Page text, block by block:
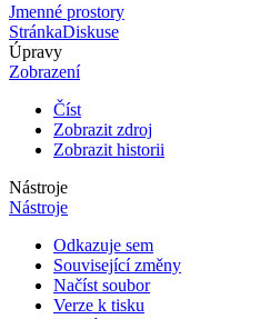
Jmenné prostory
StránkaDiskuse
Úpravy
Zobrazení
Číst
Zobrazit zdroj
Zobrazit historii
Nástroje
Nástroje
Odkazuje sem
Související změny
Načíst soubor
Verze k tisku